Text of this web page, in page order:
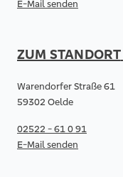
E-Mail senden
ZUM STANDORT
Warendorfer Straße 61
59302 Oelde
02522 - 61 0 91
E-Mail senden